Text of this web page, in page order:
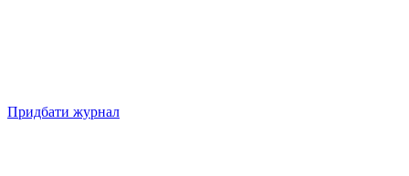
Придбати журнал